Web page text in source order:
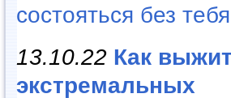
состояться без
13.10.22 Как
экстремальных